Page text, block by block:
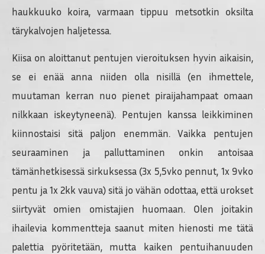
haukkuuko koira, varmaan tippuu metsotkin oksilta
tärykalvojen haljetessa.
Kiisa on aloittanut pentujen vieroituksen hyvin aikaisin,
se ei enää anna niiden olla nisillä (en ihmettele,
muutaman kerran nuo pienet piraijahampaat omaan
nilkkaan iskeytyneenä). Pentujen kanssa leikkiminen
kiinnostaisi sitä paljon enemmän. Vaikka pentujen
seuraaminen ja palluttaminen onkin antoisaa
tämänhetkisessä sirkuksessa (3x 5,5vko pennut, 1x 9vko
pentu ja 1x 2kk vauva) sitä jo vähän odottaa, että urokset
siirtyvät omien omistajien huomaan. Olen joitakin
ihailevia kommentteja saanut miten hienosti me tätä
palettia pyöritetään, mutta kaiken pentuihanuuden